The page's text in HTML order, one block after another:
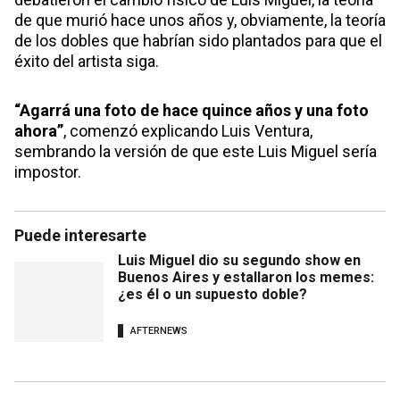
de que murió hace unos años y, obviamente, la teoría
de los dobles que habrían sido plantados para que el
éxito del artista siga.
“Agarrá una foto de hace quince años y una foto
ahora”, comenzó explicando Luis Ventura,
sembrando la versión de que este Luis Miguel sería
impostor.
Puede interesarte
Luis Miguel dio su segundo show en
Buenos Aires y estallaron los memes:
¿es él o un supuesto doble?
AFTERNEWS